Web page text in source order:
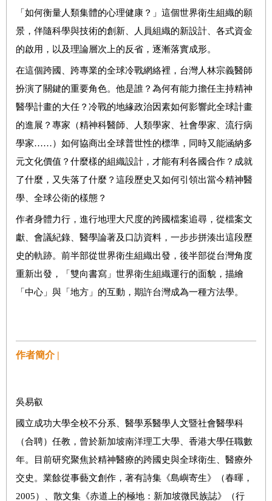
「如何衡量人類集體的心理健康？」這個世界衛生組織的願
景，伴隨科學與技術的創新、人員組織的新設計、各式資金
的啟用，以及理論層次上的反省，逐漸落實成形。
在這個跨國、跨專業的全球冷戰網絡裡，台灣人林宗義醫師
扮演了關鍵的重要角色。他是誰？為何有能力擔任主持精神
醫學計畫的大任？冷戰的地緣政治因素如何影響此全球計畫
的進展？專家（精神科醫師、人類學家、社會學家、流行病
學家……）如何協商出全球普世性的標準，同時又能涵納多
元文化價值？什麼樣的組織設計，才能有利各國合作？成就
了什麼，又失落了什麼？這段歷史又如何引領出當今精神醫
學、全球公衛的樣態？
作者身體力行，進行地理大尺度的跨國檔案追尋，從檔案文
獻、會議紀錄、醫學論著及口訪資料，一步步拼湊出這段歷
史的軌跡。前半部從世界衛生組織出發，後半部從台灣角度
重新出發，「雙向書寫」世界衛生組織運行的面貌，描繪
「中心」與「地方」的互動，期許台灣成為一種方法學。
作者簡介 |
吳易叡
國立成功大學全校不分系、醫學系醫學人文暨社會醫學科
（合聘）任教，曾於新加坡南洋理工大學、香港大學任職數
年。目前研究聚焦於精神醫療的跨國史與全球衛生、醫療外
交史。業餘從事藝文創作，著有詩集《島嶼寄生》（春暉，
2005）、散文集《赤道上的極地：新加坡微民族誌》（行